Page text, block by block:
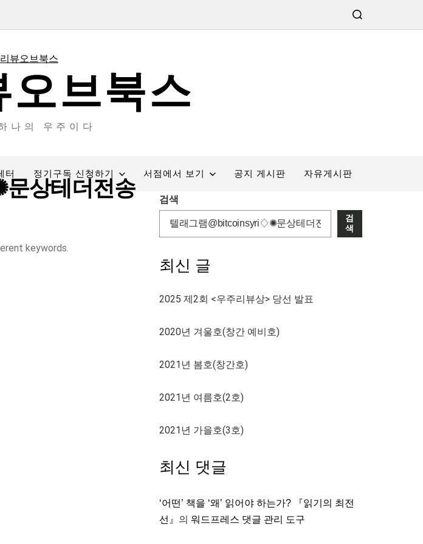
오브북스
나의 우주이다
터 정기구독 신청하기 서점에서 보기 공지 게시판 자유게시판
상테더전송
keywords.
검색
검
색
최신 글
2025 제2회 <우주리뷰상> 당선 발표
2020년 겨울호(창간 예비호)
2021년 봄호(창간호)
2021년 여름호(2호)
2021년 가을호(3호)
최신 댓글
‘어떤’ 책을 ‘왜’ 읽어야 하는가? 『읽기의 최전
선』 의 워드프레스 댓글 관리 도구